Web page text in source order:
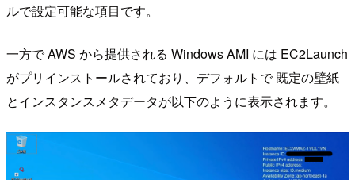
ルで設定可能な項目です。
一方で AWS から提供される Windows AMI には EC2Launch
がプリインストールされており、デフォルトで 既定の壁紙
とインスタンスメタデータが以下のように表示されます。